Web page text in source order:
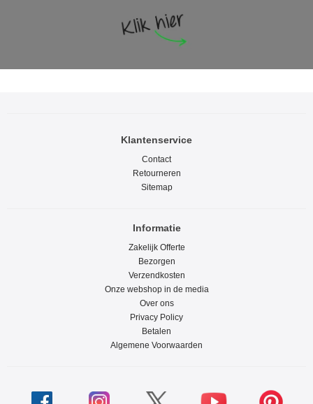
Klantenservice
Contact
Retourneren
Sitemap
Informatie
Zakelijk Offerte
Bezorgen
Verzendkosten
Onze webshop in de media
Over ons
Privacy Policy
Betalen
Algemene Voorwaarden